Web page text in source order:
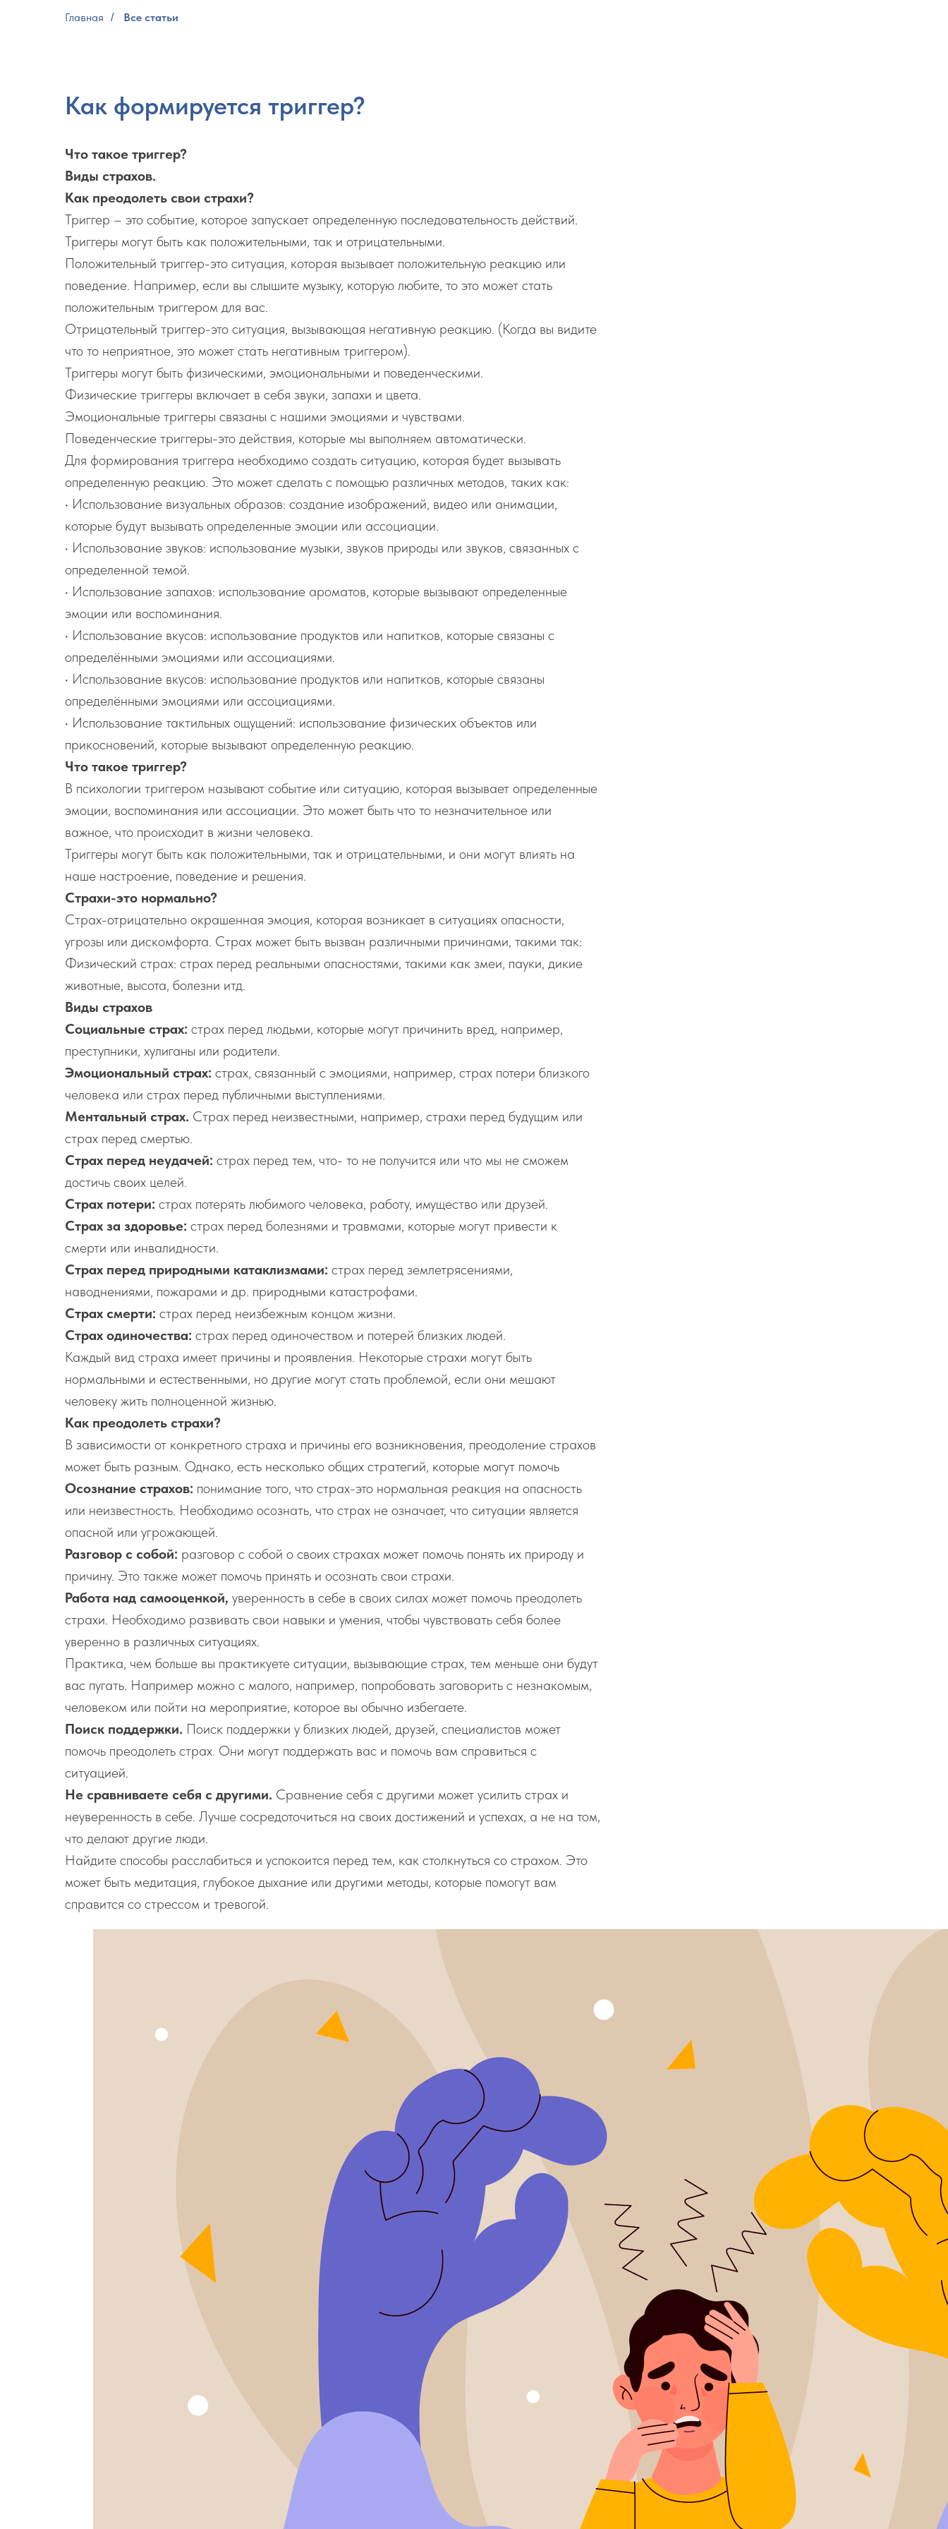
Главная / Все статьи
Как формируется триггер?
Что такое триггер?
Виды страхов.
Как преодолеть свои страхи?
Триггер – это событие, которое запускает определенную последовательность действий.
Триггеры могут быть как положительными, так и отрицательными.
Положительный триггер-это ситуация, которая вызывает положительную реакцию или
поведение. Например, если вы слышите музыку, которую любите, то это может стать
положительным триггером для вас.
Отрицательный триггер-это ситуация, вызывающая негативную реакцию. (Когда вы видите
что то неприятное, это может стать негативным триггером).
Триггеры могут быть физическими, эмоциональными и поведенческими.
Физические триггеры включает в себя звуки, запахи и цвета.
Эмоциональные триггеры связаны с нашими эмоциями и чувствами.
Поведенческие триггеры-это действия, которые мы выполняем автоматически.
Для формирования триггера необходимо создать ситуацию, которая будет вызывать
определенную реакцию. Это может сделать с помощью различных методов, таких как:
• Использование визуальных образов: создание изображений, видео или анимации,
которые будут вызывать определенные эмоции или ассоциации.
• Использование звуков: использование музыки, звуков природы или звуков, связанных с
определенной темой.
• Использование запахов: использование ароматов, которые вызывают определенные
эмоции или воспоминания.
• Использование вкусов: использование продуктов или напитков, которые связаны с
определёнными эмоциями или ассоциациями.
• Использование вкусов: использование продуктов или напитков, которые связаны
определёнными эмоциями или ассоциациями.
• Использование тактильных ощущений: использование физических объектов или
прикосновений, которые вызывают определенную реакцию.
Что такое триггер?
В психологии триггером называют событие или ситуацию, которая вызывает определенные
эмоции, воспоминания или ассоциации. Это может быть что то незначительное или
важное, что происходит в жизни человека.
Триггеры могут быть как положительными, так и отрицательными, и они могут влиять на
наше настроение, поведение и решения.
Страхи-это нормально?
Страх-отрицательно окрашенная эмоция, которая возникает в ситуациях опасности,
угрозы или дискомфорта. Страх может быть вызван различными причинами, такими так:
Физический страх: страх перед реальными опасностями, такими как змеи, пауки, дикие
животные, высота, болезни итд.
Виды страхов
Социальные страх: страх перед людьми, которые могут причинить вред, например,
преступники, хулиганы или родители.
Эмоциональный страх: страх, связанный с эмоциями, например, страх потери близкого
человека или страх перед публичными выступлениями.
Ментальный страх. Страх перед неизвестными, например, страхи перед будущим или
страх перед смертью.
Страх перед неудачей: страх перед тем, что- то не получится или что мы не сможем
достичь своих целей.
Страх потери: страх потерять любимого человека, работу, имущество или друзей.
Страх за здоровье: страх перед болезнями и травмами, которые могут привести к
смерти или инвалидности.
Страх перед природными катаклизмами: страх перед землетрясениями,
наводнениями, пожарами и др. природными катастрофами.
Страх смерти: страх перед неизбежным концом жизни.
Страх одиночества: страх перед одиночеством и потерей близких людей.
Каждый вид страха имеет причины и проявления. Некоторые страхи могут быть
нормальными и естественными, но другие могут стать проблемой, если они мешают
человеку жить полноценной жизнью.
Как преодолеть страхи?
В зависимости от конкретного страха и причины его возникновения, преодоление страхов
может быть разным. Однако, есть несколько общих стратегий, которые могут помочь
Осознание страхов: понимание того, что страх-это нормальная реакция на опасность
или неизвестность. Необходимо осознать, что страх не означает, что ситуации является
опасной или угрожающей.
Разговор с собой: разговор с собой о своих страхах может помочь понять их природу и
причину. Это также может помочь принять и осознать свои страхи.
Работа над самооценкой, уверенность в себе в своих силах может помочь преодолеть
страхи. Необходимо развивать свои навыки и умения, чтобы чувствовать себя более
уверенно в различных ситуациях.
Практика, чем больше вы практикуете ситуации, вызывающие страх, тем меньше они будут
вас пугать. Например можно с малого, например, попробовать заговорить с незнакомым,
человеком или пойти на мероприятие, которое вы обычно избегаете.
Поиск поддержки. Поиск поддержки у близких людей, друзей, специалистов может
помочь преодолеть страх. Они могут поддержать вас и помочь вам справиться с
ситуацией.
Не сравниваете себя с другими. Сравнение себя с другими может усилить страх и
неуверенность в себе. Лучше сосредоточиться на своих достижений и успехах, а не на том,
что делают другие люди.
Найдите способы расслабиться и успокоится перед тем, как столкнуться со страхом. Это
может быть медитация, глубокое дыхание или другими методы, которые помогут вам
справится со стрессом и тревогой.